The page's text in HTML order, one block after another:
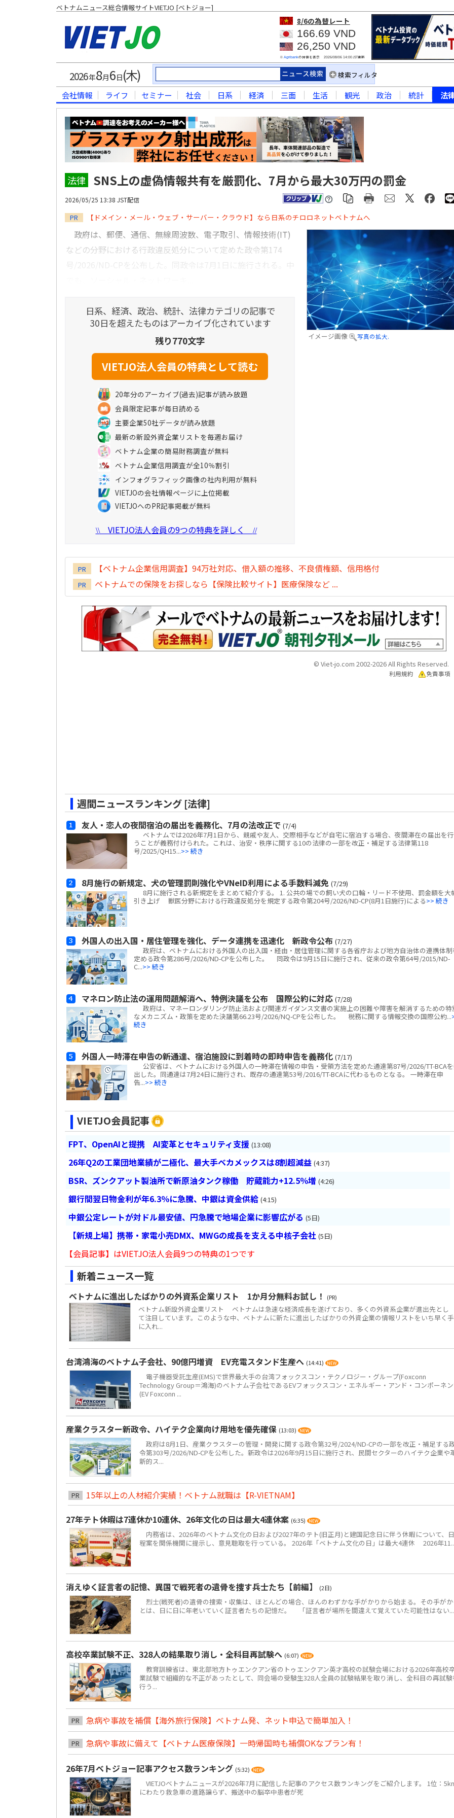
ベトナムニュース総合情報サイトVIETJO [ベトジョー]
8/6の為替レート
166.69 VND
26,250 VND
※ Agribankの仲値を表示 2026/08/06 14:00JST更新
2026年8月6 日(木) 検索フィルタ
会社情報 ライフ セミナー 社会 日系 経済 三面 生活 観光 政治 統計 法
法律 SNS上の虚偽情報共有を厳罰化、7月から最大30万円の罰金
2026/05/25 13:38 JST配信
PR 【ドメイン・メール・ウェブ・サーバー・クラウド】なら日系のチロロネットベトナムへ
イメージ画像 写真の拡大.
政府は、郵便、通信、無線周波数、電子取引、情報技術(IT)
などの分野における行政違反処分について定めた政令第174
日系、経済、政治、統計、法律カテゴリの記事で
30日を超えたものはアーカイブ化されています
残り770文字
20年分のアーカイブ(過去)記事が読み放題
会員限定記事が毎日読める
主要企業50社データが読み放題
最新の新設外資企業リストを毎週お届け
ベトナム企業の簡易財務調査が無料
ベトナム企業信用調査が全10％割引
インフォグラフィック画像の社内利用が無料
VIETJOの会社情報ページに上位掲載
VIETJOへのPR記事掲載が無料
\\VIETJO法人会員の9つの特典を詳しく //
PR 【ベトナム企業信用調査】94万社対応、借入額の推移、不良債権額、信用格付
PR ベトナムでの保険をお探しなら【保険比較サイト】医療保険など ...
© Viet-jo.com 2002-2026 All Rights Reserved.
利用規約 免責事項
週間ニュースランキング [法律]
友人・恋人の夜間宿泊の届出を義務化、7月の法改正で (7/4)
ベトナムでは2026年7月1日から、親戚や友人、交際相手などが自宅に宿泊する場合、夜間滞在の届出を行
うことが義務付けられた。これは、治安・秩序に関する10の法律の一部を改正・補足する法律第118
号/2025/QH15...>> 続き
8月施行の新規定、犬の管理罰則強化やVNeID利用による手数料減免 (7/29)
8月に施行される新規定をまとめて紹介する。 1. 公共の場での飼い犬の口輪・リード不使用、罰金額を大
引き上げ 獣医分野における行政違反処分を規定する政令第204号/2026/ND-CP(8月1日施行)による>> 続き
外国人の出入国・居住管理を強化、データ連携を迅速化 新政令公布 (7/27)
政府は、ベトナムにおける外国人の出入国・経由・居住管理に関する各省庁および地方自治体の連携体制
定める政令第286号/2026/ND-CPを公布した。 同政令は9月15日に施行され、従来の政令第64号/2015/ND-
C...>> 続き
マネロン防止法の運用問題解消へ、特例決議を公布 国際公約に対応 (7/28)
政府は、マネーロンダリング防止法および関連ガイダンス文書の実施上の困難や障害を解消するための特
なメカニズム・政策を定めた決議第66.23号/2026/NQ-CPを公布した。 税務に関する情報交換の国際公約...
続き
外国人一時滞在申告の新通達、宿泊施設に到着時の即時申告を義務化 (7/17)
公安省は、ベトナムにおける外国人の一時滞在情報の申告・受領方法を定めた通達第87号/2026/TT-BCA
出した。同通達は7月24日に施行され、既存の通達第53号/2016/TT-BCAに代わるものとなる。 一時滞在申
告...>> 続き
VIETJO会員記事
FPT、OpenAIと提携 AI変革とセキュリティ支援 (13:08)
26年Q2の工業団地業績が二極化、最大手ベカメックスは8割超減益 (4:37)
BSR、ズンクアット製油所で新原油タンク稼働 貯蔵能力+12.5％増 (4:26)
銀行間翌日物金利が年6.3％に急騰、中銀は資金供給 (4:15)
中銀公定レートが対ドル最安値、円急騰で地場企業に影響広がる (5日)
【新規上場】携帯・家電小売DMX、MWGの成長を支える中核子会社 (5日)
【会員記事】はVIETJO法人会員9つの特典の1つです
新着ニュース一覧
ベトナムに進出したばかりの外資系企業リスト 1か月分無料お試し！ (PR)
ベトナム新設外資企業リスト ベトナムは急速な経済成長を遂げており、多くの外資系企業が進出先とし
て注目しています。このような中、ベトナムに新たに進出したばかりの外資企業の情報リストをいち早く手
に入れ...
台湾鴻海のベトナム子会社、90億円増資 EV充電スタンド生産へ (14:41)
電子機器受託生産(EMS)で世界最大手の台湾フォックスコン・テクノロジー・グループ(Foxconn
Technology Group＝鴻海)のベトナム子会社であるEVフォックスコン・エネルギー・アンド・コンポーネ
(EV Foxconn ...
産業クラスター新政令、ハイテク企業向け用地を優先確保 (13:03)
政府は8月1日、産業クラスターの管理・開発に関する政令第32号/2024/ND-CPの一部を改正・補足する
令第303号/2026/ND-CPを公布した。新政令は2026年9月15日に施行され、民間セクターのハイテク企業や
新的ス...
PR
15年以上の人材紹介実績！ベトナム就職は【R-VIETNAM】
27年テト休暇は7連休か10連休、26年文化の日は最大4連休案 (6:35)
内務省は、2026年のベトナム文化の日および2027年のテト(旧正月)と建国記念日に伴う休暇について、日
程案を関係機関に提示し、意見聴取を行っている。 2026年「ベトナム文化の日」は最大4連休 2026年
消えゆく証言者の記憶、異国で戦死者の遺骨を捜す兵士たち【前編】 (2日)
烈士(戦死者)の遺骨の捜索・収集は、ほとんどの場合、ほんのわずかな手がかりから始まる。その手がか
とは、日に日に年老いていく証言者たちの記憶だ。 「証言者が場所を間違えて覚えていた可能性はない...
高校卒業試験不正、328人の結果取り消し・全科目再試験へ (6:07)
教育訓練省は、東北部地方トゥエンクアン省のトゥエンクアン英才高校の試験会場における2026年高校
業試験で組織的な不正があったとして、同会場の受験生328人全員の試験結果を取り消し、全科目の再試験
行う...
PR 急病や事故を補償【海外旅行保険】ベトナム発、ネット申込で簡単加入！
PR 急病や事故に備えて【ベトナム医療保険】一時帰国時も補償OKなプラン有！
26年7月ベトジョー記事アクセス数ランキング (5:32)
VIETJOベトナムニュースが2026年7月に配信した記事のアクセス数ランキングをご紹介します。 1位：
にわたり救急車の進路譲らず、搬送中の脳卒中患者が死